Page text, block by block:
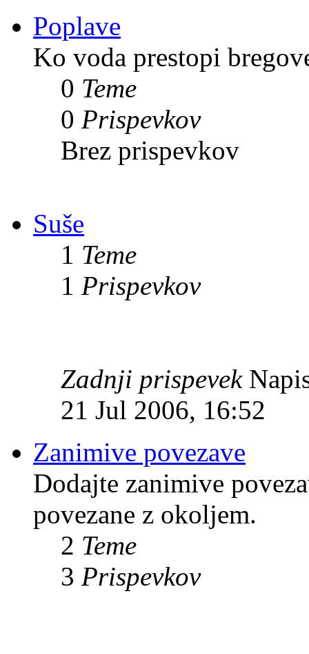
Poplave
Ko voda prestopi
0 Teme
0 Prispevkov
Brez prispevkov
Suše
1 Teme
1 Prispevkov
Zadnji prispevek
21 Jul 2006, 16:52
Zanimive povezave
Dodajte zanimive
povezane z okoljem.
2 Teme
3 Prispevkov